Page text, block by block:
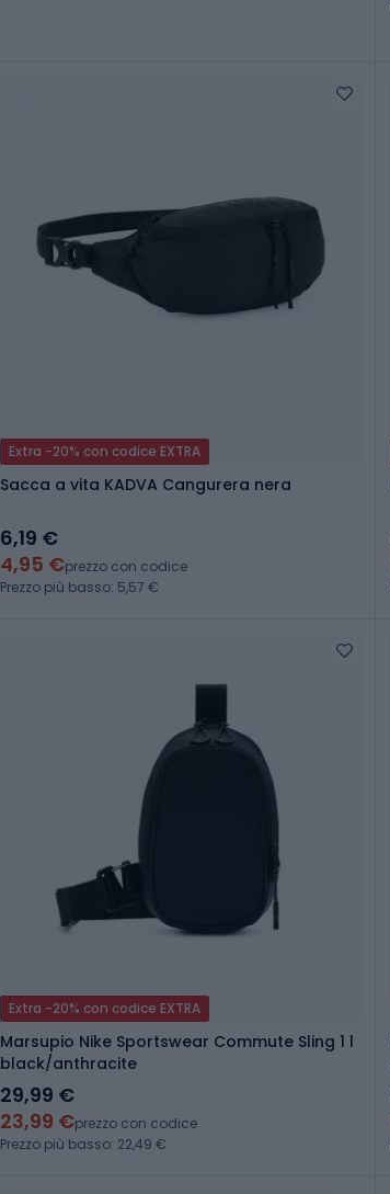
Extra -20% con codice EXTRA
Sacca a vita KADVA Cangurera nera
6,19 €
4,95 €prezzo con codice
Prezzo più basso: 5,57 €
Extra -20% con codice EXTRA
Marsupio Nike Sportswear Commute Sling 1 l
black/anthracite
29,99 €
23,99 €prezzo con codice
Prezzo più basso: 22,49 €